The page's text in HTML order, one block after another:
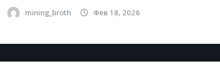
mining_broth Фев 18, 2026